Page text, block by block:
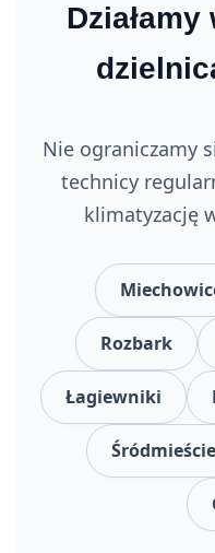
Nie ograniczamy
technicy
klimatyzację
Rozbark
Łagiewniki
Śródmieście